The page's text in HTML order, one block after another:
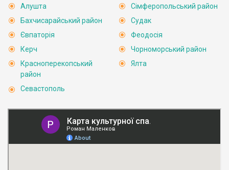
Алушта
Бахчисарайський район
Євпаторія
Керч
Красноперекопський
район
Севастополь
Сімферопольський район
Судак
Феодосія
Чорноморський район
Ялта